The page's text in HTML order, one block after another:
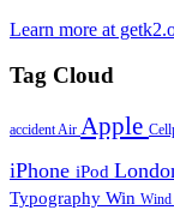
Learn more at
Tag Cloud
accidentAir Apple
iPhone iPod
Typography Win Wind